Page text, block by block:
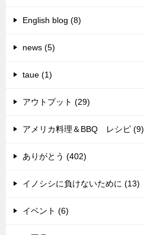
English blog (8)
news (5)
taue (1)
アウトプット (29)
アメリカ料理＆BBQ レシピ (9)
ありがとう (402)
イノシシに負けないために (13)
イベント (6)